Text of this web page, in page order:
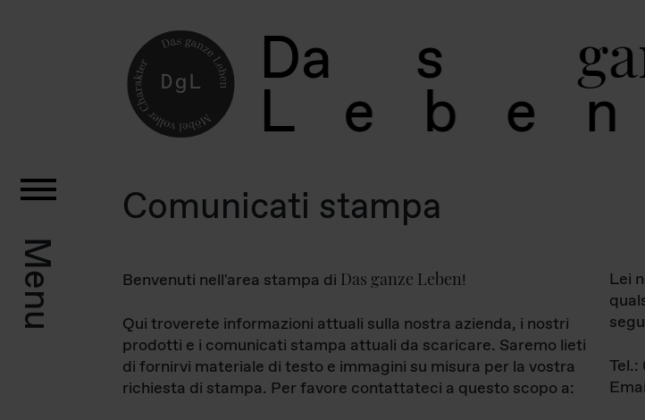
Da s
L e b e
Menu
Comunicati stampa
Benvenuti nell'area stampa di Das ganze Leben!
Qui troverete informazioni attuali sulla nostra azienda, i nostri
prodotti e i comunicati stampa attuali da scaricare. Saremo lieti
di fornirvi materiale di testo e immagini su misura per la vostra
richiesta di stampa. Per favore contattateci a questo scopo a:
Lei
Tel.: